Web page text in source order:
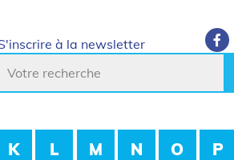
à la newsletter
K L M N O P